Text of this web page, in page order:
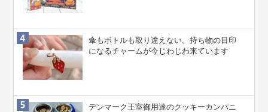
傘もボトルも取り違えない。持ち物の目印
になるチャームが今じわじわ来ています
デンマーク王室御用達のクッキーカンパニ